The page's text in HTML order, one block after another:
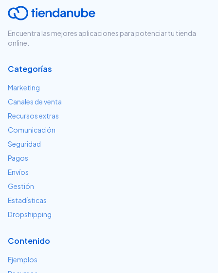
Encuentra las mejores aplicaciones para potenciar tu tienda
online.
Categorías
Marketing
Canales de venta
Recursos extras
Comunicación
Seguridad
Pagos
Envíos
Gestión
Estadísticas
Dropshipping
Contenido
Ejemplos